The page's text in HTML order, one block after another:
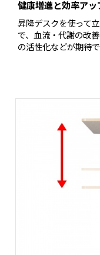
健康増進と効率アッ
昇降デスクを使って
で、血流・代謝の改
の活性化などが期待で